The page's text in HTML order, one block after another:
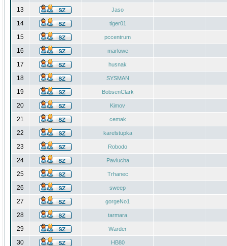
13 Jaso
14 tiger01
15 pccentrum
16 marlowe
17 husnak
18 SYSMAN
19 BobsenClark
20 Kimov
21 cemak
22 karelstupka
23 Robodo
24 Pavlucha
25 Trhanec
26 sweep
27 gorgeNo1
28 tarmara
29 Warder
30 HB80